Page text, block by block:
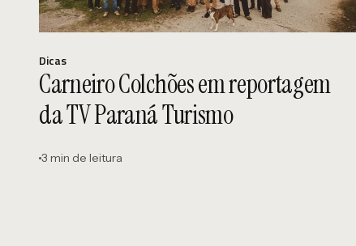
Dicas
Carneiro Colchões em reportagem
da TV Paraná Turismo
3 min de leitura